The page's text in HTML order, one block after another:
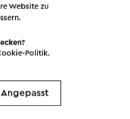
Website zu
Politik.
Angepasst